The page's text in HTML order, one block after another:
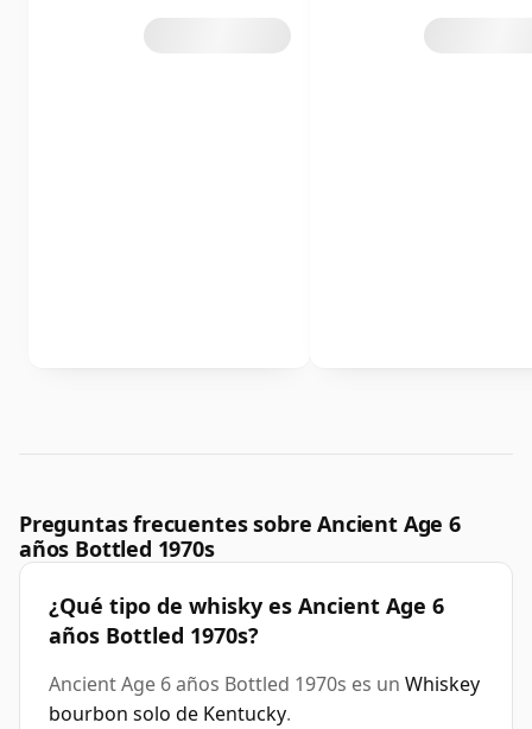
Preguntas frecuentes sobre Ancient Age 6
años Bottled 1970s
¿Qué tipo de whisky es Ancient Age 6
años Bottled 1970s?
Ancient Age 6 años Bottled 1970s es un Whiskey
bourbon solo de Kentucky.